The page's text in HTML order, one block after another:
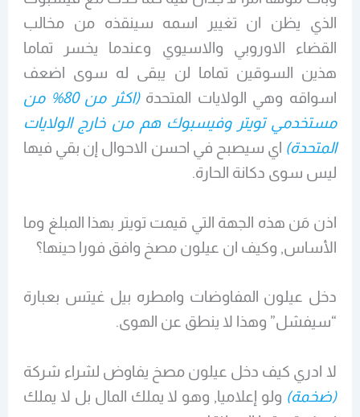
الذي يظن ان تغيير اسمه سينقذه من مخالب
القضاء الاوروبي والاسيوي وعندما يخسر تماما
هذين السوقين تماما لن يبقى له سوى اضعف
اسواقه وهي الولايات المتحدة
(اكثر من 80% من
مستخدمي تويتر وفيسبوك هم من خارج الولايات
المتحدة) اي سيصبح في احسن الاحوال إن بقي فيها
ليس سوى دكانة الحارة.
اذن مَن هذه الجهة التي قيمت تويتر بهذا المبلغ وما
الأساس, وكيف ان عيلون مصخ وافق فورا حينها؟
دخل عيلون المفاوضات وامطره بيل غيتس بعبارة
“سيفشل” وهذا لا ينطق عن الهوى.
لا ادري كيف دخل عيلون مصخ يفاوض لشراء شركة
(ضخمة) ولو إعلاميا, وهو لا يملك المال بل لا يملك